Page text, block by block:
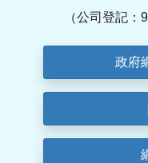
（公司登記：
政府